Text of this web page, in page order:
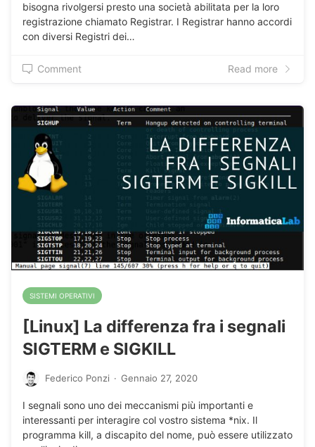
bisogna rivolgersi presto una società abilitata per la loro
registrazione chiamato Registrar. I Registrar hanno accordi
con diversi Registri dei…
Comment Read more
SISTEMI OPERATIVI
[Linux] La differenza fra i segnali
SIGTERM e SIGKILL
Federico Ponzi · Gennaio 27, 2020
I segnali sono uno dei meccanismi più importanti e
interessanti per interagire col vostro sistema *nix. Il
programma kill, a discapito del nome, può essere utilizzato